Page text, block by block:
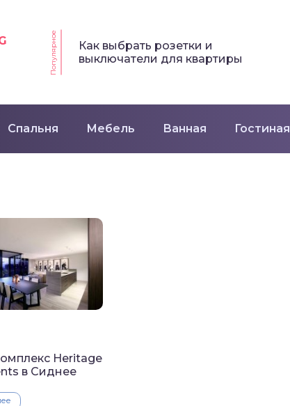
Популярное
Как выбрать розетки и
выключатели для квартиры
Спальня Мебель Ванная Гостиная
Heritage
в Сиднее